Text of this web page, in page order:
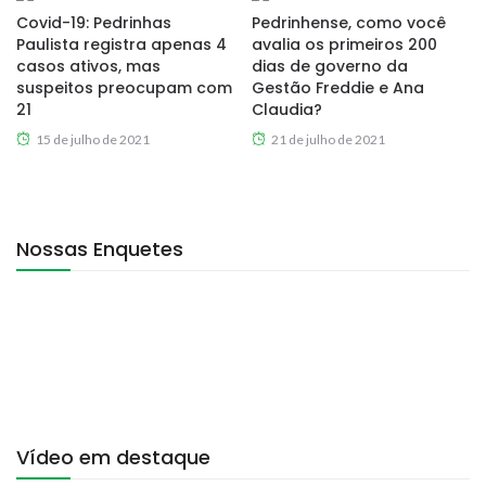
Covid-19: Pedrinhas
Paulista registra apenas 4
casos ativos, mas
suspeitos preocupam com
21
15 de julho de 2021
Pedrinhense, como você
avalia os primeiros 200
dias de governo da
Gestão Freddie e Ana
Claudia?
21 de julho de 2021
Nossas Enquetes
Vídeo em destaque